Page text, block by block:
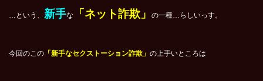
…という、 新手な 「ネット詐欺」 の一種…らしいっす。
今回のこの 「新手なセクストーション詐欺」 の上手いところは